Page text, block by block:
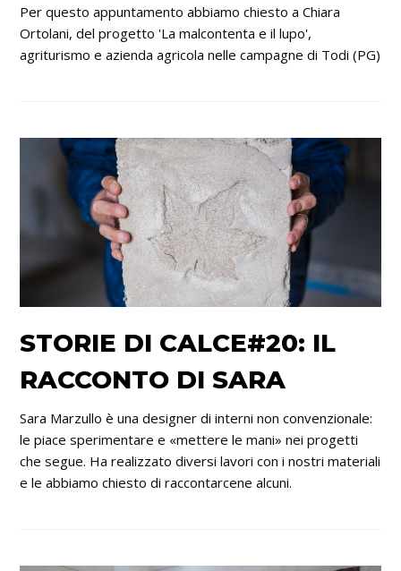
Per questo appuntamento abbiamo chiesto a Chiara
Ortolani, del progetto 'La malcontenta e il lupo',
agriturismo e azienda agricola nelle campagne di Todi (PG)
STORIE DI CALCE#20: IL
RACCONTO DI SARA
Sara Marzullo è una designer di interni non convenzionale:
le piace sperimentare e «mettere le mani» nei progetti
che segue. Ha realizzato diversi lavori con i nostri materiali
e le abbiamo chiesto di raccontarcene alcuni.